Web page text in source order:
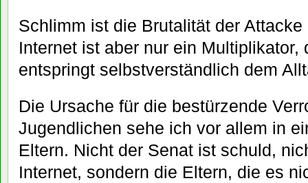
Schlimm ist die Brutalität der
Internet ist aber nur ein Multiplikator,
entspringt selbstverständlich dem
Die Ursache für die bestürzende
Jugendlichen sehe ich vor allem in
Eltern. Nicht der Senat ist schuld,
Internet, sondern die Eltern, die es